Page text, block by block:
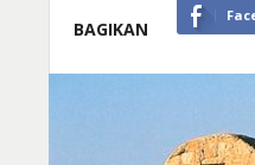
BAGIKAN